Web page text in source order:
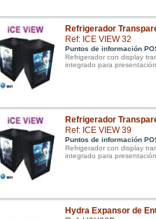
Refrigerador
Ref: ICE VIEW 32
Puntos de información
Refrigerador con display
integrado para
Refrigerador
Ref: ICE VIEW 39
Puntos de información
Refrigerador con display
integrado para
Hydra Expansor de